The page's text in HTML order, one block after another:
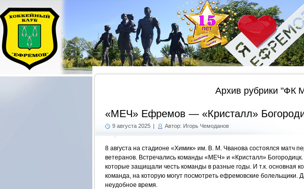
Архив рубрики "ФК
«МЕЧ» Ефремов — «Кристалл»
9 августа 2025 | Автор: Игорь Чемоданов
8 августа на стадионе «Химик» им. В. М. Чванова состоялся матч
ветеранов. Встречались команды «МЕЧ» и «Кристалл»
которые защищали честь команды в разные годы. И т.к. основная
команда, на которую могут посмотреть ефремовские болельщики.
неудобное время.